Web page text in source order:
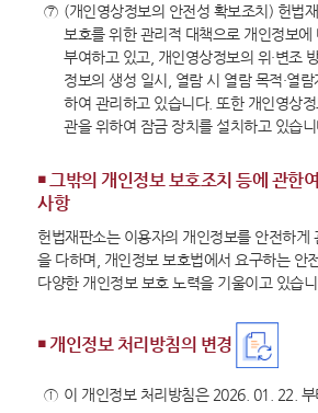
⑦ (개인영상정보의 안전성 확보조치) 헌법
보호를 위한 관리적 대책으로 개인정보
부여하고 있고, 개인영상정보의 위·변조
정보의 생성 일시, 열람 시 열람 목적·열
하여 관리하고 있습니다. 또한 개인영상
관을 위하여 잠금 장치를 설치하고 있습니
￭ 그밖의 개인정보 보호조치 등에 관한
사항
헌법재판소는 이용자의 개인정보를 안전하게
을 다하며, 개인정보 보호법에서 요구하는 안
다양한 개인정보 보호 노력을 기울이고 있습니
￭ 개인정보 처리방침의 변경
① 이 개인정보 처리방침은 2026. 01. 22. 부